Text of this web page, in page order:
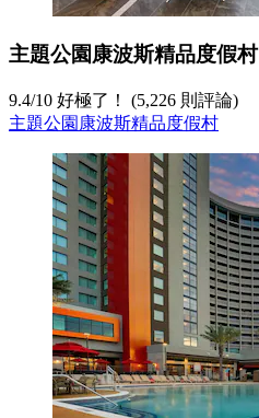
主題公園康波斯精品度假村
9.4/10 好極了！ (5,226 則評論)
主題公園康波斯精品度假村